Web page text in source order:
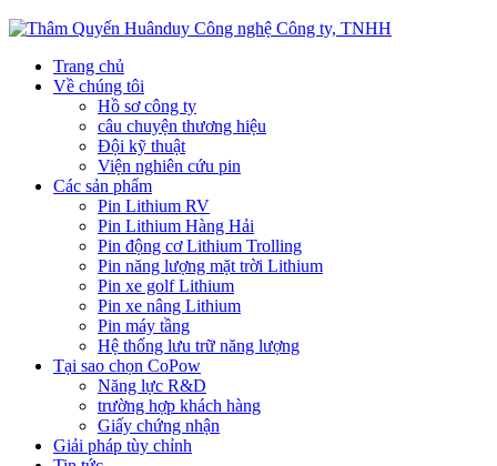
Trang chủ
Về chúng tôi
Hồ sơ công ty
câu chuyện thương hiệu
Đội kỹ thuật
Viện nghiên cứu pin
Các sản phẩm
Pin Lithium RV
Pin Lithium Hàng Hải
Pin động cơ Lithium Trolling
Pin năng lượng mặt trời Lithium
Pin xe golf Lithium
Pin xe nâng Lithium
Pin máy tầng
Hệ thống lưu trữ năng lượng
Tại sao chọn CoPow
Năng lực R&D
trường hợp khách hàng
Giấy chứng nhận
Giải pháp tùy chỉnh